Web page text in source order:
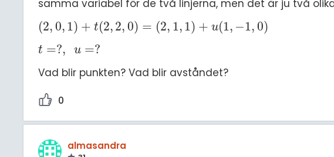
samma variabel för de två linjerna, men det är ju två
(2, 0, 1) + t(2, 2, 0) = (2, 1, 1) + u(1, −1, 0)
(2,0,1) +t( 2,2,0)= (2 ,1,1) +u (1,-1 0)
t =?, u =?
t =?, u =?
Vad blir punkten? Vad blir avståndet?
0
almasandra